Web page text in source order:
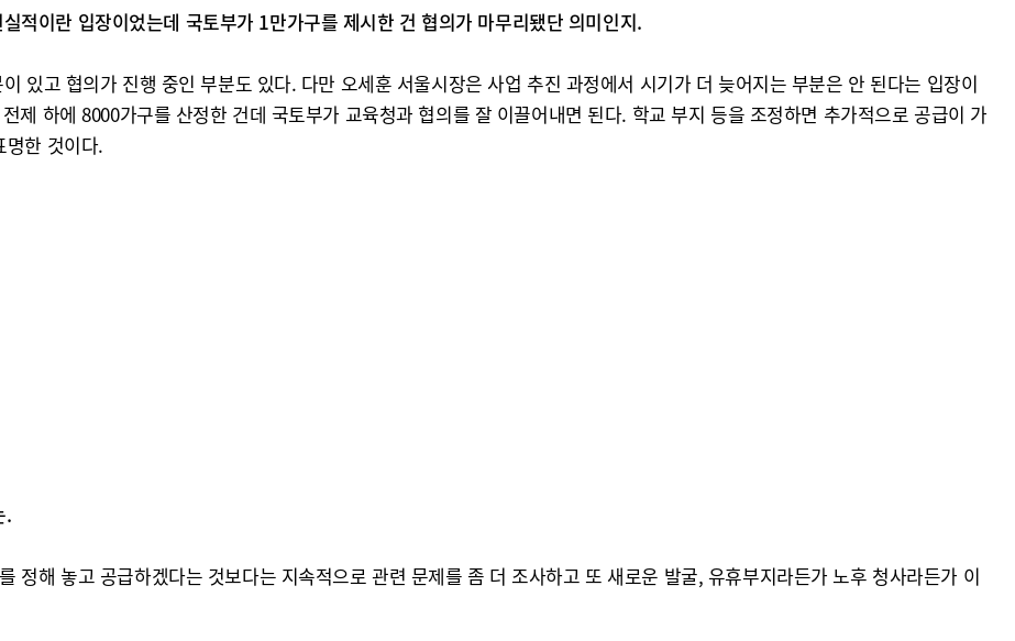
이란 입장이었는데 국토부가 1만가구를 제시한 건 협의가 마무리됐단 의미인지.
있고 협의가 진행 중인 부분도 있다. 다만 오세훈 서울시장은 사업 추진 과정에서 시기가 더 늦어지는 부분은 안 된다는 입장이
제 하에 8000가구를 산정한 건데 국토부가 교육청과 협의를 잘 이끌어내면 된다. 학교 부지 등을 조정하면 추가적으로 공급이 가
명한 것이다.
.
정해 놓고 공급하겠다는 것보다는 지속적으로 관련 문제를 좀 더 조사하고 또 새로운 발굴, 유휴부지라든가 노후 청사라든가 이